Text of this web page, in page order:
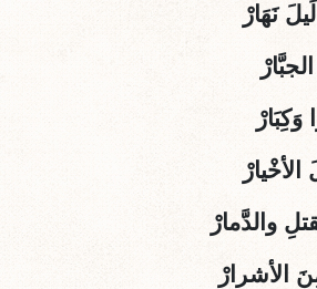
نَهَارْ
والدَّمارْ
الأشرارْ